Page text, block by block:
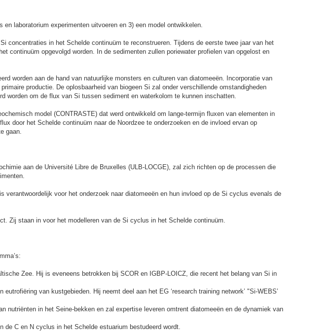
laboratorium experimenten uitvoeren en 3) een model ontwikkelen.
concentraties in het Schelde continuüm te reconstrueren. Tijdens de eerste twee jaar van het
continuüm opgevolgd worden. In de sedimenten zullen poriewater profielen van opgelost en
worden aan de hand van natuurlijke monsters en culturen van diatomeeën. Incorporatie van
productie. De oplosbaarheid van biogeen Si zal onder verschillende omstandigheden
worden om de flux van Si tussen sediment en waterkolom te kunnen inschatten.
model (CONTRASTE) dat werd ontwikkeld om lange-termijn fluxen van elementen in
door het Schelde continuüm naar de Noordzee te onderzoeken en de invloed ervan op
gaan.
aan de Université Libre de Bruxelles (ULB-LOCGE), zal zich richten op de processen die
voor het onderzoek naar diatomeeën en hun invloed op de Si cyclus evenals de
Zij staan in voor het modelleren van de Si cyclus in het Schelde continuüm.
Zee. Hij is eveneens betrokken bij SCOR en IGBP-LOICZ, die recent het belang van Si in
van kustgebieden. Hij neemt deel aan het EG ‘research training network’ "Si-WEBS’
nutriënten in het Seine-bekken en zal expertise leveren omtrent diatomeeën en de dynamiek van
de C en N cyclus in het Schelde estuarium bestudeerd wordt.